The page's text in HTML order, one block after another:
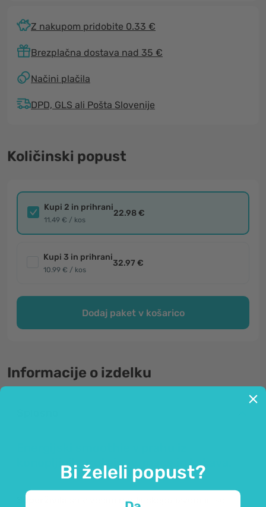
Z nakupom pridobite 0.33 €
Brezplačna dostava nad 35 €
Načini plačila
DPD, GLS ali Pošta Slovenije
Količinski popust
Kupi 2 in prihrani
11.49 € / kos
22.98 €
Kupi 3 in prihrani
10.99 € / kos
32.97 €
Dodaj paket v košarico
Informacije o izdelku
konopljinih proteinov, mace in kakava.
so v večini rastlinskega izvora in so
Bi želeli popust?